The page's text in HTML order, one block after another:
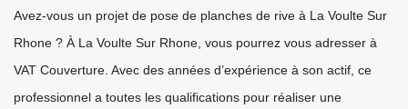
Avez-vous un projet de pose de planches de rive à La Voulte Sur
Rhone ? À La Voulte Sur Rhone, vous pourrez vous adresser à
VAT Couverture. Avec des années d’expérience à son actif, ce
professionnel a toutes les qualifications pour réaliser une